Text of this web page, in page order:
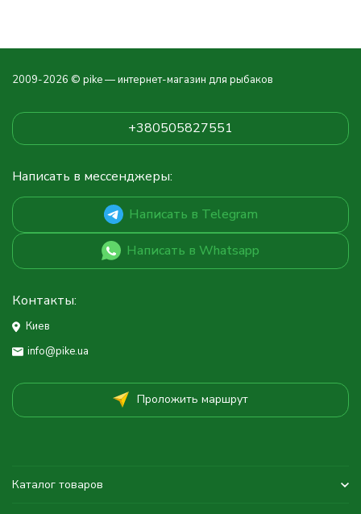
2009-2026 © pike — интернет-магазин для рыбаков
+380505827551
Написать в мессенджеры:
Написать в Telegram
Написать в Whatsapp
Контакты:
Киев
info@pike.ua
Проложить маршрут
Каталог товаров